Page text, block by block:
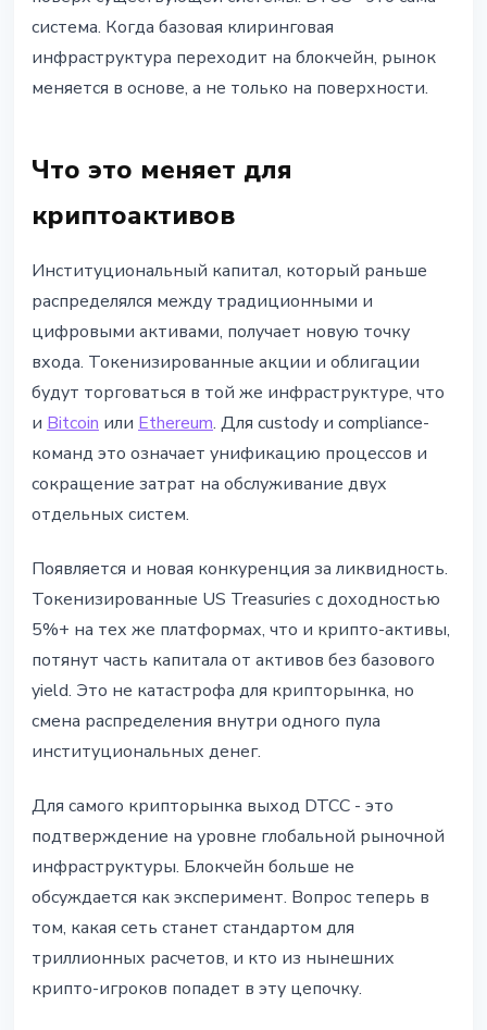
система. Когда базовая клиринговая
инфраструктура переходит на блокчейн, рынок
меняется в основе, а не только на поверхности.
Что это меняет для
криптоактивов
Институциональный капитал, который раньше
распределялся между традиционными и
цифровыми активами, получает новую точку
входа. Токенизированные акции и облигации
будут торговаться в той же инфраструктуре, что
и Bitcoin или Ethereum. Для custody и compliance-
команд это означает унификацию процессов и
сокращение затрат на обслуживание двух
отдельных систем.
Появляется и новая конкуренция за ликвидность.
Токенизированные US Treasuries с доходностью
5%+ на тех же платформах, что и крипто-активы,
потянут часть капитала от активов без базового
yield. Это не катастрофа для крипторынка, но
смена распределения внутри одного пула
институциональных денег.
Для самого крипторынка выход DTCC - это
подтверждение на уровне глобальной рыночной
инфраструктуры. Блокчейн больше не
обсуждается как эксперимент. Вопрос теперь в
том, какая сеть станет стандартом для
триллионных расчетов, и кто из нынешних
крипто-игроков попадет в эту цепочку.